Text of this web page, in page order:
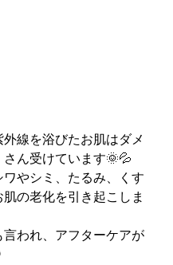
線を浴びたお肌はダメ
さん受けています🌞💦
やシミ、たるみ、くす
の老化を引き起こしま
言われ、アフターケアが